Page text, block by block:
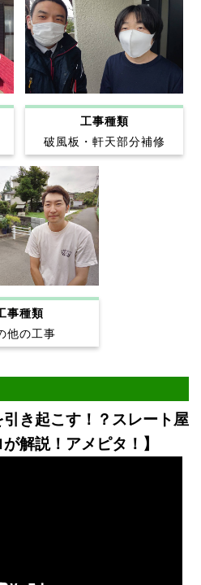
工事種類
破風板・軒天部分補修
事種類
他の工事
き起こす！？スレート屋
解説！アメピタ！】